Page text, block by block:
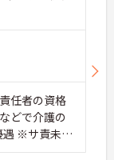
任者の資格
どで介護の
遇 ※サ責未経